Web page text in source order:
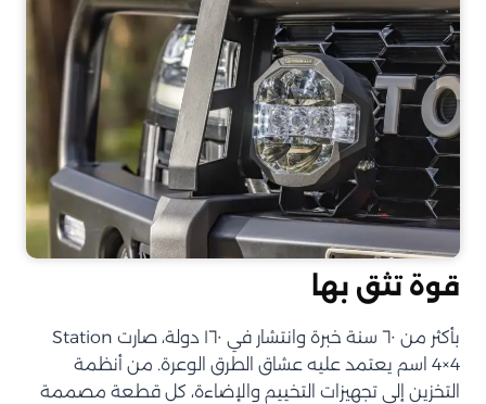
قوة تثق بها
بأكثر من ٦٠ سنة خبرة وانتشار في ١٦٠ دولة، صارت Station
4×4 اسم يعتمد عليه عشاق الطرق الوعرة. من أنظمة
التخزين إلى تجهيزات التخييم والإضاءة، كل قطعة مصممة